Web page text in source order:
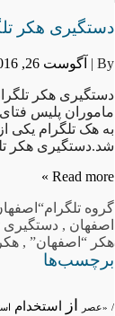
دستگیری هکر
By | آگوست 26, 2016
دستگیری هکر
ماموران پلیس
به هک تلگرام یکی
شد.دستگیری هکر
Read more »
گروه تلگرام
اصفهان , دستگیری
هکر “اصفهان”,
برچسب‌ها
/ «عصر از استخدام